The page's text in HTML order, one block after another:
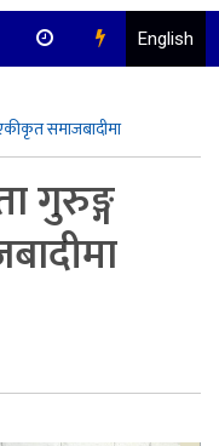
English
समाजबादीमा
गुरुङ्ग